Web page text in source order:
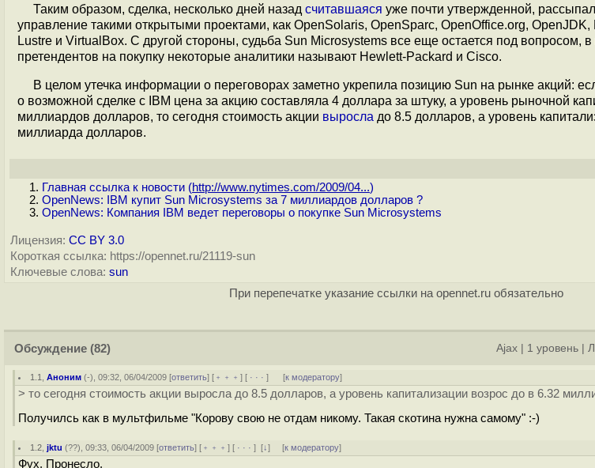
Таким образом, сделка, несколько дней назад считавшаяся уже почти утвержденной,
управление такими открытыми проектами, как OpenSolaris, OpenSparc, OpenOffice.org,
Lustre и VirtualBox. С другой стороны, судьба Sun Microsystems все еще остается под вопросом, в
претендентов на покупку некоторые аналитики называют Hewlett-Packard и Cisco.
В целом утечка информации о переговорах заметно укрепила позицию Sun на рынке акций:
о возможной сделке с IBM цена за акцию составляла 4 доллара за штуку, а уровень рыночной
миллиардов долларов, то сегодня стоимость акции выросла до 8.5 долларов, а уровень
миллиарда долларов.
Главная ссылка к новости (http://www.nytimes.com/2009/04...)
OpenNews: IBM купит Sun Microsystems за 7 миллиардов долларов ?
OpenNews: Компания IBM ведет переговоры о покупке Sun Microsystems
Лицензия: CC BY 3.0
Короткая ссылка: https://opennet.ru/21119-sun
Ключевые слова: sun
При перепечатке указание ссылки на opennet.ru обязательно
Обсуждение (82) Ajax 1 уровень
1.1 ,Аноним (-), 09:32, 06/04/2009 [ответить] [ ﹢﹢﹢] [ · · ·] [к модератору]
> то сегодня стоимость акции выросла до 8.5 долларов, а уровень капитализации возрос до в 6.32
Получилсь как в мультфильме "Корову свою не отдам никому. Такая скотина нужна самому" :-)
1.2 ,jktu (??), 09:33, 06/04/2009 [ответить] [ ﹢﹢﹢] [ · · ·][↓] [к модератору]
Фух. Пронесло.